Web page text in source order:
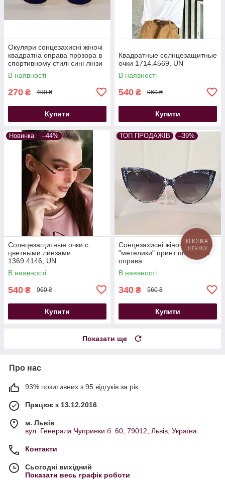
Окуляри сонцезахисні жіночі
квадратна оправа прозора в
спортивному стилі сині лінзи
В наявності
270 ₴ 490 ₴
Купити
Квадратные солнцезащитные
очки 1714.4569, UN
В наявності
540 ₴ 960 ₴
Купити
Новинка –44%
Солнцезащитные очки с
цветными линзами
1369.4146, UN
В наявності
540 ₴ 960 ₴
Купити
ТОП ПРОДАЖІВ –39%
Сонцезахисні жіночі окуляри
"метелики" принт пітон біла
оправа
В наявності
340 ₴ 560 ₴
Купити
Показати ще
Про нас
93% позитивних з 95 відгуків за рік
Працює з 13.12.2016
м. Львів
вул. Генерала Чупринки б. 60, 79012, Львів, Україна
Контакти
Сьогодні вихідний
Показати весь графік роботи
КНОПКА
ЗВ'ЯЗКУ